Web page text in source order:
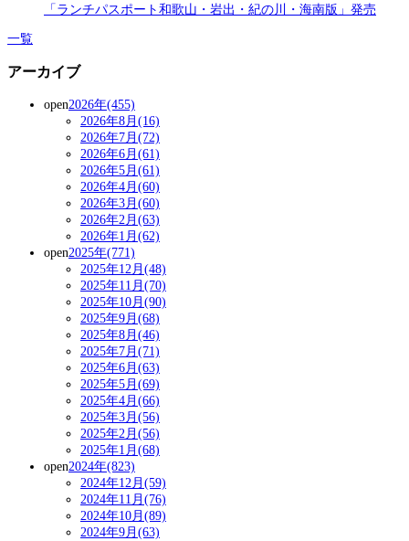
「ランチパスポート和歌山・岩出・紀の川・海南版」発売
一覧
アーカイブ
open2026年(455)
2026年8月(16)
2026年7月(72)
2026年6月(61)
2026年5月(61)
2026年4月(60)
2026年3月(60)
2026年2月(63)
2026年1月(62)
open2025年(771)
2025年12月(48)
2025年11月(70)
2025年10月(90)
2025年9月(68)
2025年8月(46)
2025年7月(71)
2025年6月(63)
2025年5月(69)
2025年4月(66)
2025年3月(56)
2025年2月(56)
2025年1月(68)
open2024年(823)
2024年12月(59)
2024年11月(76)
2024年10月(89)
2024年9月(63)